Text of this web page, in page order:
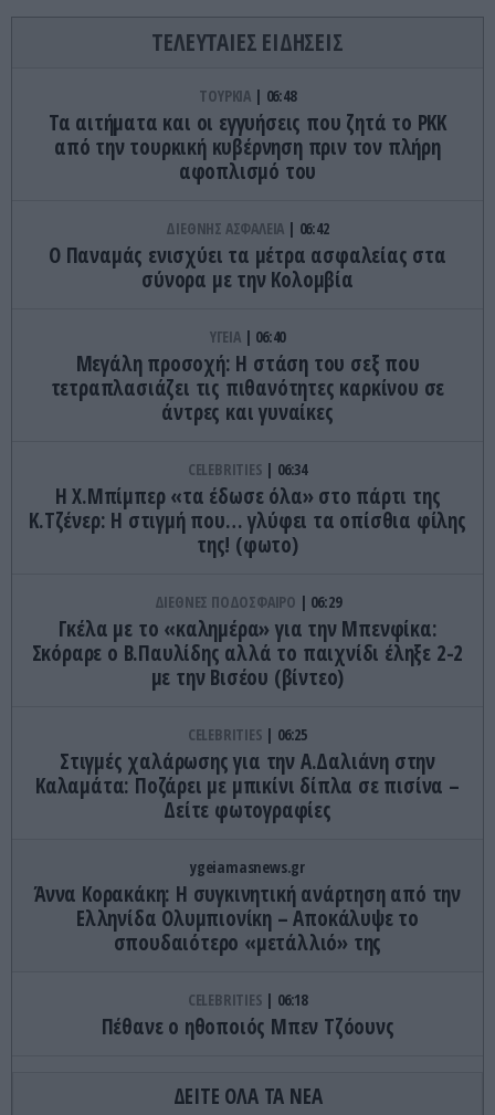
ΤΕΛΕΥΤΑΙΕΣ ΕΙΔΗΣΕΙΣ
ΤΟΥΡΚΙΑ 06:48
Τα αιτήματα και οι εγγυήσεις που ζητά το PKK
από την τουρκική κυβέρνηση πριν τον πλήρη
αφοπλισμό του
ΔΙΕΘΝΗΣ ΑΣΦΑΛΕΙΑ 06:42
Ο Παναμάς ενισχύει τα μέτρα ασφαλείας στα
σύνορα με την Κολομβία
ΥΓΕΙΑ 06:40
Μεγάλη προσοχή: Η στάση του σεξ που
τετραπλασιάζει τις πιθανότητες καρκίνου σε
άντρες και γυναίκες
CELEBRITIES 06:34
Η Χ.Μπίμπερ «τα έδωσε όλα» στο πάρτι της
Κ.Τζένερ: Η στιγμή που… γλύφει τα οπίσθια φίλης
της! (φωτο)
ΔΙΕΘΝΕΣ ΠΟΔΟΣΦΑΙΡΟ 06:29
Γκέλα με το «καλημέρα» για την Μπενφίκα:
Σκόραρε ο Β.Παυλίδης αλλά το παιχνίδι έληξε 2-2
με την Βισέου (βίντεο)
CELEBRITIES 06:25
Στιγμές χαλάρωσης για την Α.Δαλιάνη στην
Καλαμάτα: Ποζάρει με μπικίνι δίπλα σε πισίνα –
Δείτε φωτογραφίες
ygeiamasnews.gr
Άννα Κορακάκη: Η συγκινητική ανάρτηση από την
Ελληνίδα Ολυμπιονίκη – Αποκάλυψε το
σπουδαιότερο «μετάλλιό» της
CELEBRITIES 06:18
Πέθανε ο ηθοποιός Μπεν Τζόουνς
ΔΙΕΘΝΗΣ ΑΣΦΑΛΕΙΑ 06:18
ΔΕΙΤΕ ΟΛΑ ΤΑ ΝΕΑ